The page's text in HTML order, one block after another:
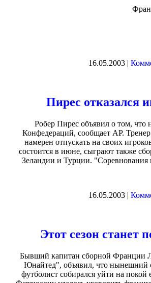
16.05.2003 |
Пирес отказался
Робер Пирес объявил о том, что
Конфедераций, сообщает АР.
намерен отпускать на своих
состоится в июне, сыграют также
Зеландии и Турции. "Соревнования
16.05.2003 |
Этот сезон станет
Бывший капитан сборной Франции
Юнайтед", объявил, что нынешний
футболист собирался уйти на